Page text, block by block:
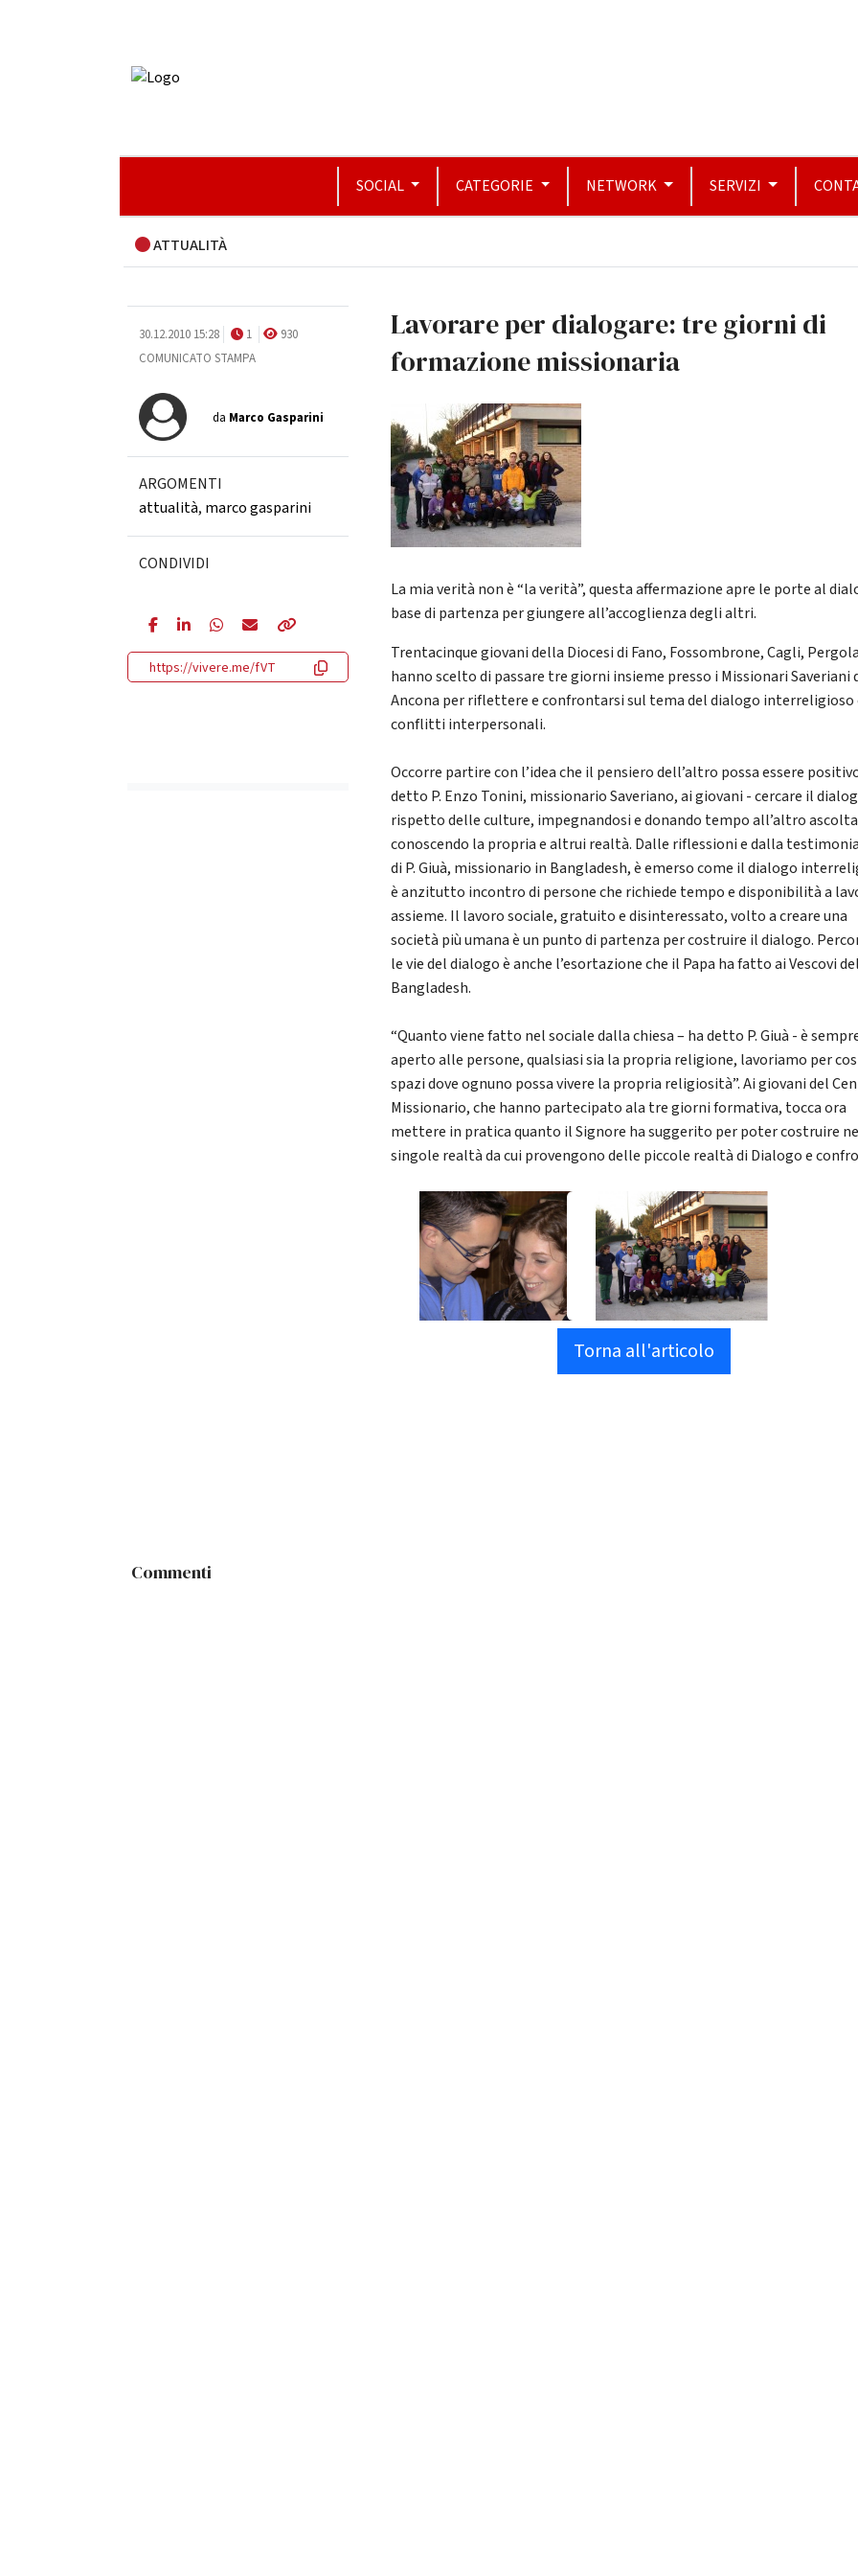
SOCIAL CATEGORIE NETWORK SERVIZI
ATTUALITÀ
30.12.2010 15:28 1
930
COMUNICATO STAMPA
da Marco Gasparini
ARGOMENTI
attualità, marco gasparini
CONDIVIDI
https://vivere.me/fVT
Lavorare per dialogare: tre giorni di
formazione missionaria
La mia verità non è “la verità”, questa affermazione apre le porte al
base di partenza per giungere all’accoglienza degli altri.
Trentacinque giovani della Diocesi di Fano, Fossombrone, Cagli,
hanno scelto di passare tre giorni insieme presso i Missionari Saveriani
Ancona per riflettere e confrontarsi sul tema del dialogo interreligioso
conflitti interpersonali.
Occorre partire con l’idea che il pensiero dell’altro possa essere
detto P. Enzo Tonini, missionario Saveriano, ai giovani - cercare il
rispetto delle culture, impegnandosi e donando tempo all’altro
conoscendo la propria e altrui realtà. Dalle riflessioni e dalla
di P. Giuà, missionario in Bangladesh, è emerso come il dialogo
è anzitutto incontro di persone che richiede tempo e disponibilità a
assieme. Il lavoro sociale, gratuito e disinteressato, volto a creare una
società più umana è un punto di partenza per costruire il dialogo.
le vie del dialogo è anche l’esortazione che il Papa ha fatto ai Vescovi
Bangladesh.
“Quanto viene fatto nel sociale dalla chiesa – ha detto P. Giuà - è
aperto alle persone, qualsiasi sia la propria religione, lavoriamo per
spazi dove ognuno possa vivere la propria religiosità”. Ai giovani del
Missionario, che hanno partecipato ala tre giorni formativa, tocca ora
mettere in pratica quanto il Signore ha suggerito per poter costruire
singole realtà da cui provengono delle piccole realtà di Dialogo e
Torna all'articolo
Commenti